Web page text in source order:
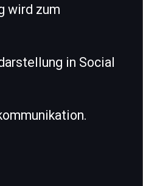
wird zum
in Social